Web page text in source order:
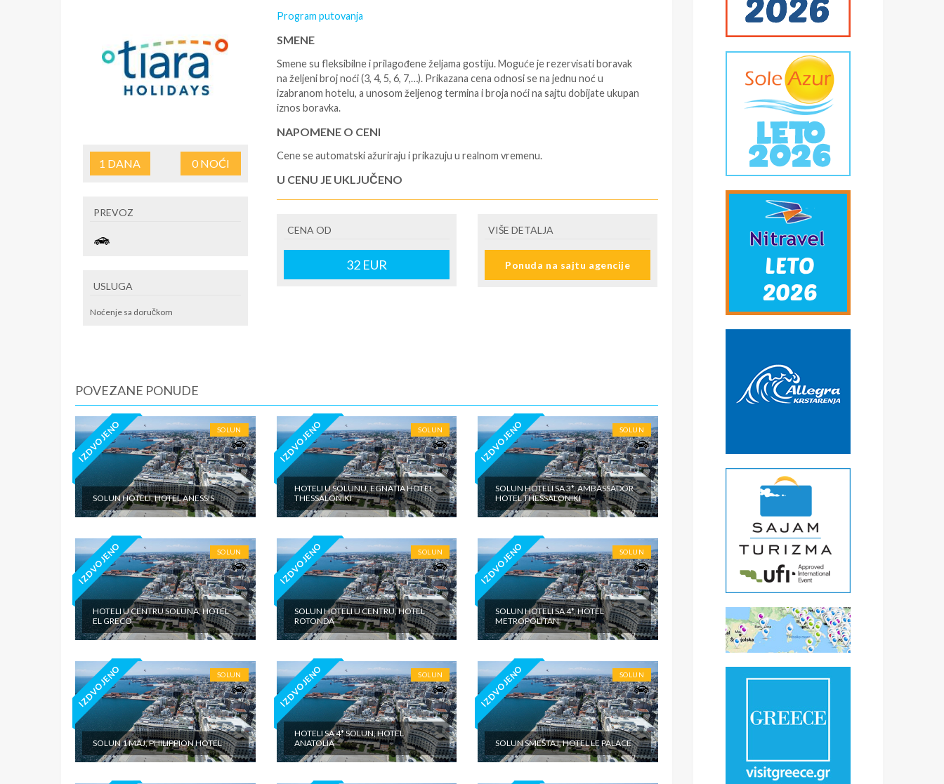
1 DANA 0NOĆI
PREVOZ
USLUGA
Noćenje sa doručkom
Program putovanja
SMENE
Smene su fleksibilne i prilagođene željama gostiju. Moguće je rezervisati boravak
na željeni broj noći (3, 4, 5, 6, 7,…). Prikazana cena odnosi se na jednu noć u
izabranom hotelu, a unosom željenog termina i broja noći na sajtu dobijate ukupan
iznos boravka.
NAPOMENE O CENI
Cene se automatski ažuriraju i prikazuju u realnom vremenu.
U CENU JE UKLJUČENO
-rezervisane i potvrđene usluge u izabranoj smeštajnoj jedinici prema opisu -
putovanja
- boravišne takse (naknada za otpornost na klimatsku krizu) na destinaciji, plaćaju
domicilne zemlje na licu mesta. - individualne troškove
CENA OD
32EUR
VIŠE DETALJA
Ponuda na sajtu agencije
POVEZANE PONUDE
IZDVOJENO SOLUN
SOLUN HOTELI, HOTEL ANESSIS
IZDVOJENO SOLUN
HOTELI U SOLUNU, EGNATIA HOTEL
THESSALONIKI
IZDVOJENO SOLUN
SOLUN HOTELI SA 3*, AMBASSADOR
HOTEL THESSALONIKI
IZDVOJENO SOLUN
HOTELI U CENTRU SOLUNA, HOTEL
EL GRECO
IZDVOJENO SOLUN
SOLUN HOTELI U CENTRU, HOTEL
ROTONDA
IZDVOJENO SOLUN
SOLUN HOTELI SA 4*, HOTEL
METROPOLITAN
IZDVOJENO SOLUN
SOLUN 1 MAJ, PHILIPPION HOTEL
IZDVOJENO SOLUN
HOTELI SA 4* SOLUN, HOTEL
ANATOLIA
IZDVOJENO SOLUN
SOLUN SMEŠTAJ, HOTEL LE PALACE